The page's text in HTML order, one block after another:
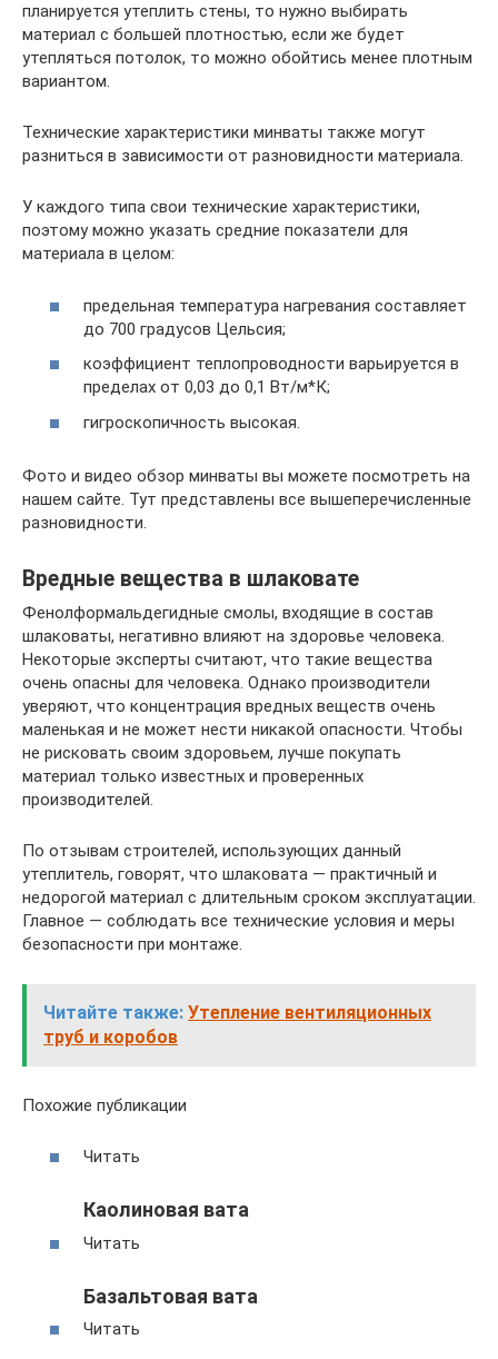
планируется утеплить стены, то нужно выбирать
материал с большей плотностью, если же будет
утепляться потолок, то можно обойтись менее плотным
вариантом.
Технические характеристики минваты также могут
разниться в зависимости от разновидности материала.
У каждого типа свои технические характеристики,
поэтому можно указать средние показатели для
материала в целом:
предельная температура нагревания составляет
до 700 градусов Цельсия;
коэффициент теплопроводности варьируется в
пределах от 0,03 до 0,1 Вт/м*К;
гигроскопичность высокая.
Фото и видео обзор минваты вы можете посмотреть на
нашем сайте. Тут представлены все вышеперечисленные
разновидности.
Вредные вещества в шлаковате
Фенолформальдегидные смолы, входящие в состав
шлаковаты, негативно влияют на здоровье человека.
Некоторые эксперты считают, что такие вещества
очень опасны для человека. Однако производители
уверяют, что концентрация вредных веществ очень
маленькая и не может нести никакой опасности. Чтобы
не рисковать своим здоровьем, лучше покупать
материал только известных и проверенных
производителей.
По отзывам строителей, использующих данный
утеплитель, говорят, что шлаковата — практичный и
недорогой материал с длительным сроком эксплуатации.
Главное — соблюдать все технические условия и меры
безопасности при монтаже.
Читайте также: Утепление вентиляционных
труб и коробов
Похожие публикации
Читать
Каолиновая вата
Читать
Базальтовая вата
Читать